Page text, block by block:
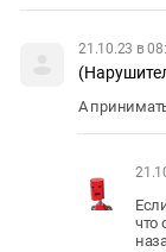
21.10.23 в
А
что